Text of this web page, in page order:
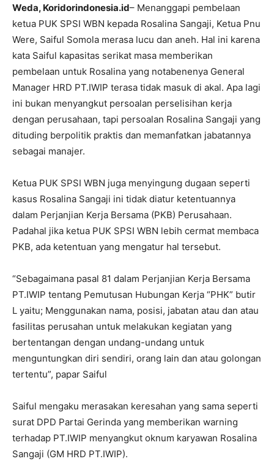
Weda, Koridorindonesia.id– Menanggapi pembelaan
ketua PUK SPSI WBN kepada Rosalina Sangaji, Ketua Pnu
Were, Saiful Somola merasa lucu dan aneh. Hal ini karena
kata Saiful kapasitas serikat masa memberikan
pembelaan untuk Rosalina yang notabenenya General
Manager HRD PT.IWIP terasa tidak masuk di akal. Apa lagi
ini bukan menyangkut persoalan perselisihan kerja
dengan perusahaan, tapi persoalan Rosalina Sangaji yang
dituding berpolitik praktis dan memanfatkan jabatannya
sebagai manajer.
Ketua PUK SPSI WBN juga menyingung dugaan seperti
kasus Rosalina Sangaji ini tidak diatur ketentuannya
dalam Perjanjian Kerja Bersama (PKB) Perusahaan.
Padahal jika ketua PUK SPSI WBN lebih cermat membaca
PKB, ada ketentuan yang mengatur hal tersebut.
“Sebagaimana pasal 81 dalam Perjanjian Kerja Bersama
PT.IWIP tentang Pemutusan Hubungan Kerja “PHK” butir
L yaitu; Menggunakan nama, posisi, jabatan atau dan atau
fasilitas perusahan untuk melakukan kegiatan yang
bertentangan dengan undang-undang untuk
menguntungkan diri sendiri, orang lain dan atau golongan
tertentu”, papar Saiful
Saiful mengaku merasakan keresahan yang sama seperti
surat DPD Partai Gerinda yang memberikan warning
terhadap PT.IWIP menyangkut oknum karyawan Rosalina
Sangaji (GM HRD PT.IWIP).